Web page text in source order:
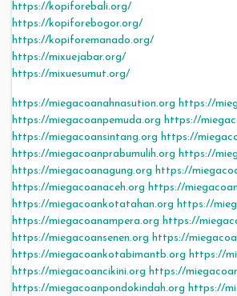
https://kopiforebali.org/
https://kopiforebogor.org/
https://kopiforemanado.org/
https://mixuejabar.org/
https://mixuesumut.org/
https://miegacoanahnasution.org https://
https://miegacoanpemuda.org https://
https://miegacoansintang.org https://
https://miegacoanprabumulih.org https://
https://miegacoanagung.org https://
https://miegacoanaceh.org https://
https://miegacoankotatahan.org https://
https://miegacoanampera.org https://
https://miegacoansenen.org https://
https://miegacoankotabimantb.org https://
https://miegacoancikini.org https://
https://miegacoanpondokindah.org https://